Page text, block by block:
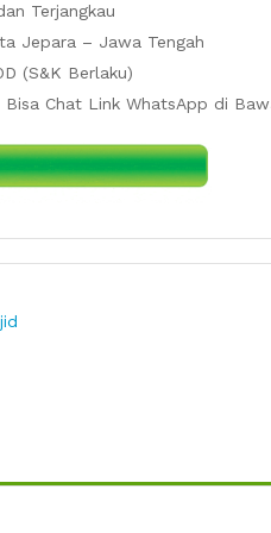
Terjangkau
Jepara – Jawa Tengah
(S&K Berlaku)
Chat Link WhatsApp di